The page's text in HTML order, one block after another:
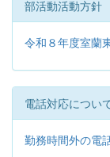
部活動活動方針
令和８年度室蘭
電話対応につい
勤務時間外の電